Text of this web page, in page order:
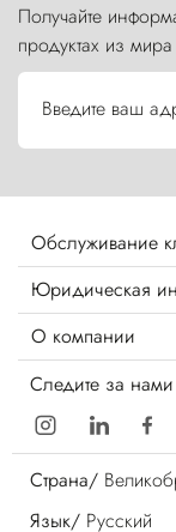
Получайте
продуктах из мира
Введите ваш
Обслуживание
Юридическая
О компании
Следите за нами
Страна/
Язык/ Русский